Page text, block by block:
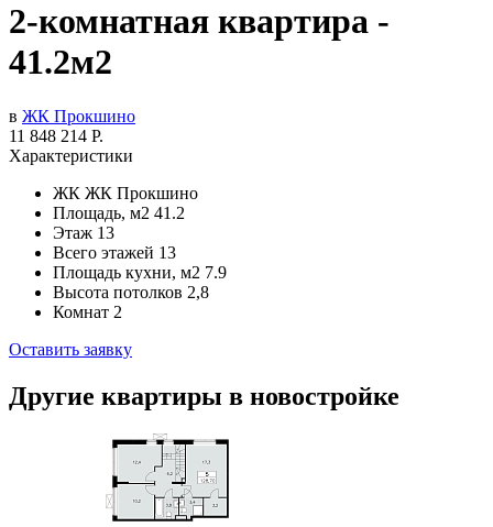
2-комнатная квартира -
41.2м2
в ЖК Прокшино
11 848 214 Р.
Характеристики
ЖК ЖК Прокшино
Площадь, м2 41.2
Этаж 13
Всего этажей 13
Площадь кухни, м2 7.9
Высота потолков 2,8
Комнат 2
Оставить заявку
Другие квартиры в новостройке